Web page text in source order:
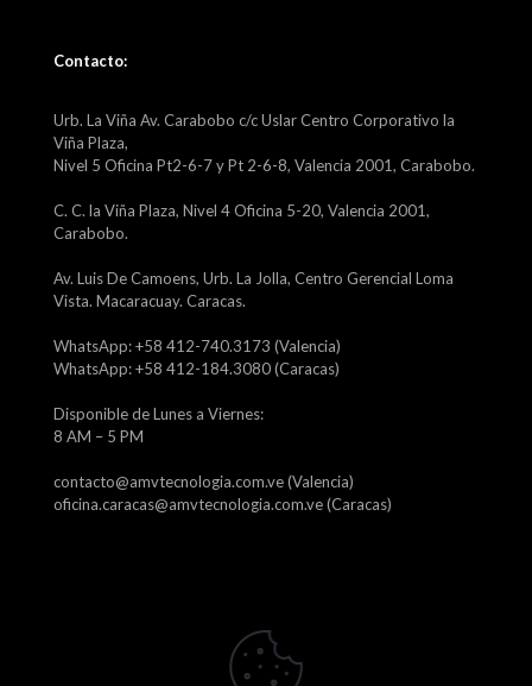
Contacto:
Urb. La Viña Av. Carabobo c/c Uslar Centro Corporativo la
Viña Plaza,
Nivel 5 Oficina Pt2-6-7 y Pt 2-6-8, Valencia 2001, Carabobo.
C. C. la Viña Plaza, Nivel 4 Oficina 5-20, Valencia 2001,
Carabobo.
Av. Luis De Camoens, Urb. La Jolla, Centro Gerencial Loma
Vista. Macaracuay. Caracas.
WhatsApp: +58 412-740.3173 (Valencia)
WhatsApp: +58 412-184.3080 (Caracas)
Disponible de Lunes a Viernes:
8 AM – 5 PM
contacto@amvtecnologia.com.ve (Valencia)
oficina.caracas@amvtecnologia.com.ve (Caracas)